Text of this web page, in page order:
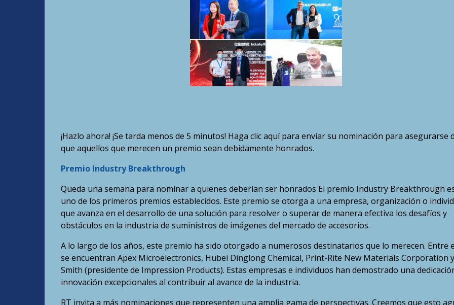
¡Hazlo ahora! ¡Se tarda menos de 5 minutos! Haga clic aquí para enviar su nominación para asegurarse
que aquellos que merecen un premio sean debidamente honrados.
Premio Industry Breakthrough
Queda una semana para nominar a quienes deberían ser honrados El premio Industry Breakthrough
uno de los primeros premios establecidos. Este premio se otorga a una empresa, organización o
que avanza en el desarrollo de una solución para resolver o superar de manera efectiva los desafíos y
obstáculos en la industria de suministros de imágenes del mercado de accesorios.
A lo largo de los años, este premio ha sido otorgado a numerosos destinatarios que lo merecen. Entre
se encuentran Apex Microelectronics, Hubei Dinglong Chemical, Print-Rite New Materials Corporation
Smith (presidente de Impression Products). Estas empresas e individuos han demostrado una
innovación excepcionales al contribuir al avance de la industria.
RT invita a más nominaciones que representen una amplia gama de perspectivas. Creemos que esto